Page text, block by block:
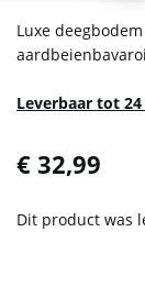
Luxe
Leverbaar tot
€ 32,99
Dit product was